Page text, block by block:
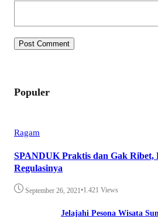
Populer
Ragam
SPANDUK Praktis dan Gak Ribet,
Regulasinya
September 26, 2021•1.421 Views
Jelajahi Pesona Wisata